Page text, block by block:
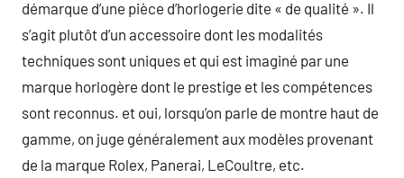
démarque d’une pièce d’horlogerie dite « de qualité ». Il
s’agit plutôt d’un accessoire dont les modalités
techniques sont uniques et qui est imaginé par une
marque horlogère dont le prestige et les compétences
sont reconnus. et oui, lorsqu’on parle de montre haut de
gamme, on juge généralement aux modèles provenant
de la marque Rolex, Panerai, LeCoultre, etc.